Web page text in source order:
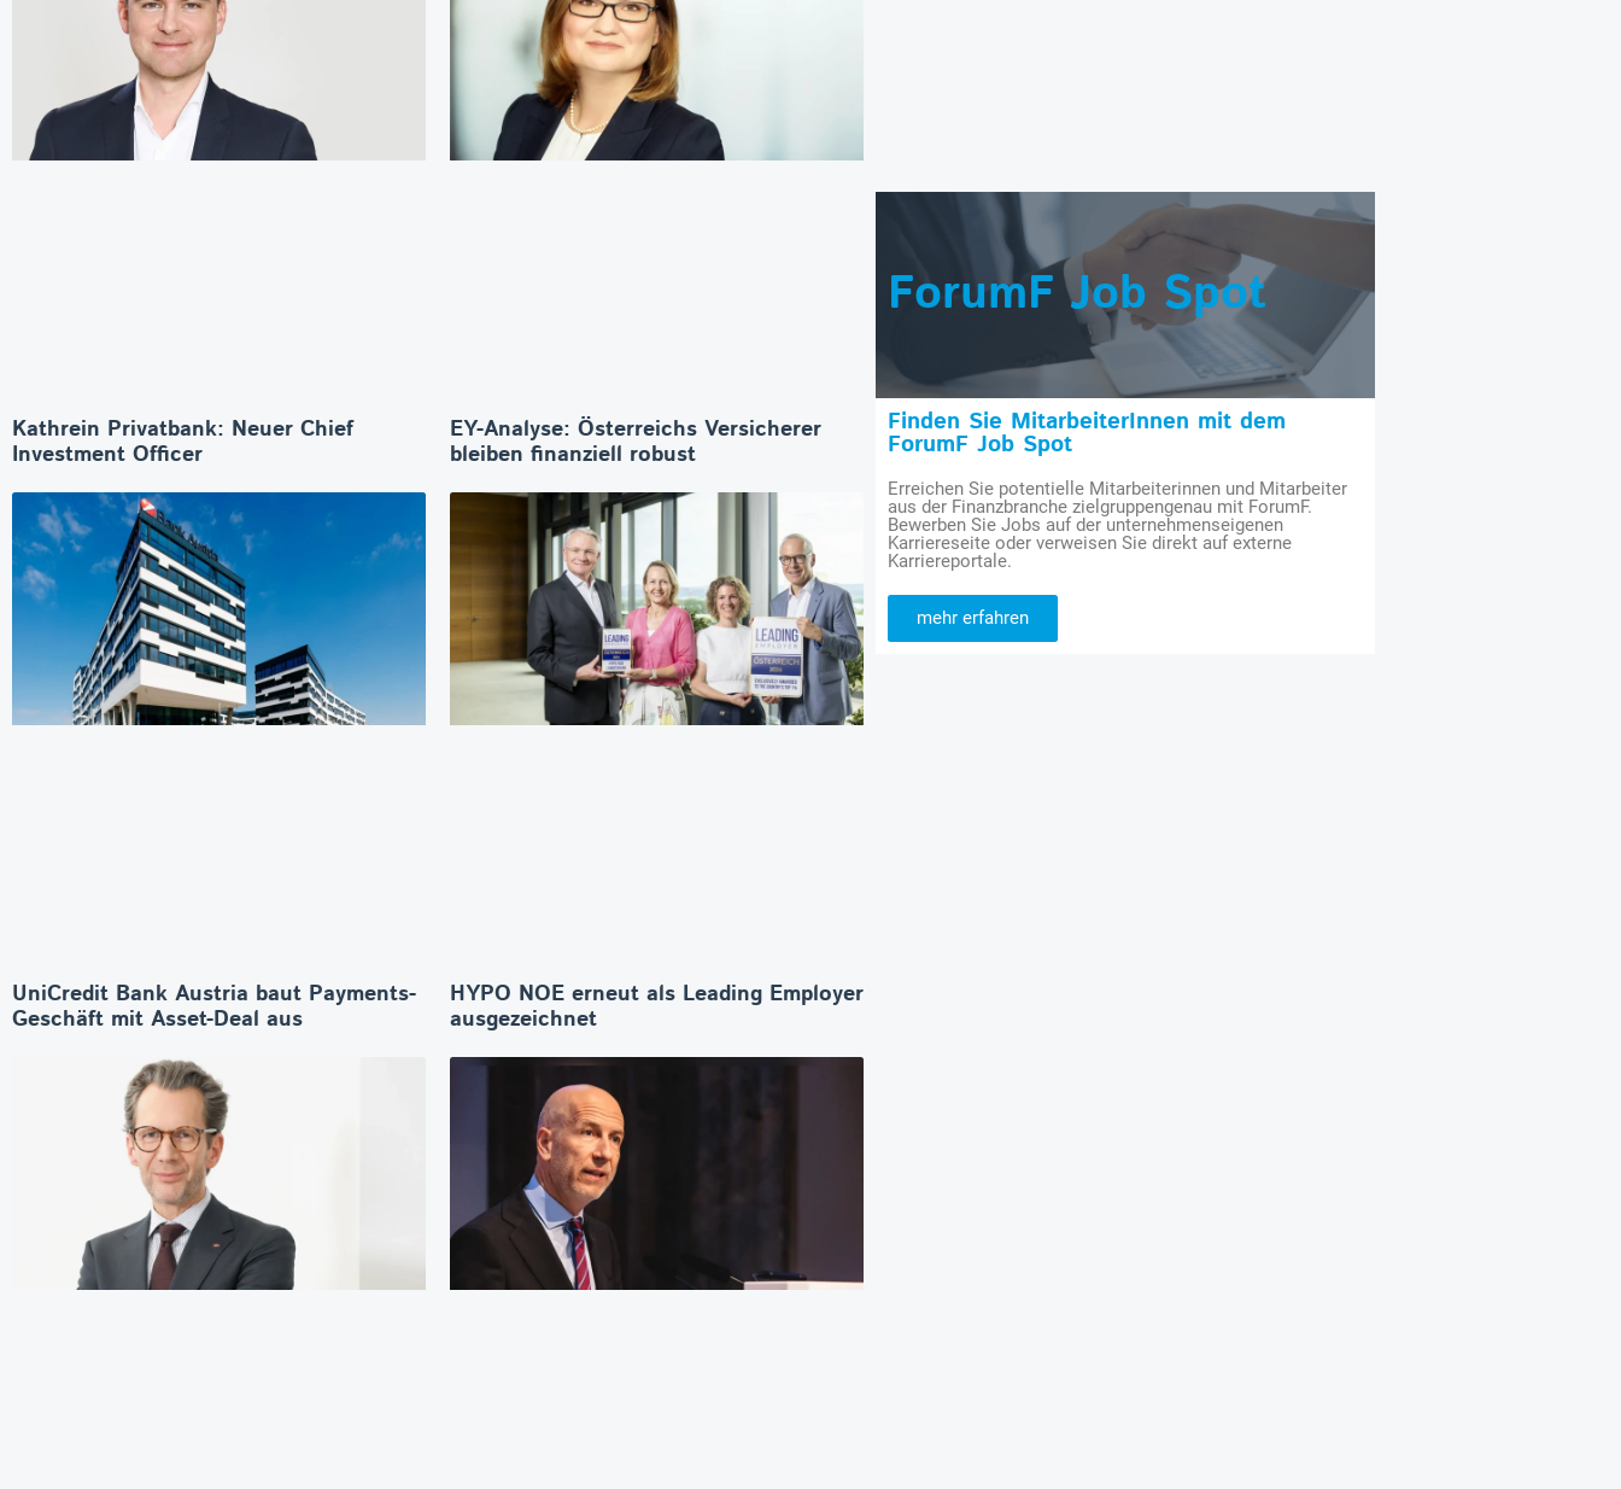
Kathrein Privatbank: Neuer Chief
Investment Officer
EY-Analyse: Österreichs Versicherer
bleiben finanziell robust
UniCredit Bank Austria baut Payments-
Geschäft mit Asset-Deal aus
HYPO NOE erneut als Leading Employer
ausgezeichnet
ForumF Job Spot
Finden Sie MitarbeiterInnen mit dem
ForumF Job Spot
Erreichen Sie potentielle Mitarbeiterinnen und Mitarbeiter
aus der Finanzbranche zielgruppengenau mit ForumF.
Bewerben Sie Jobs auf der unternehmenseigenen
Karriereseite oder verweisen Sie direkt auf externe
Karriereportale.
mehr erfahren